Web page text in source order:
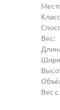
Вес:
Вес